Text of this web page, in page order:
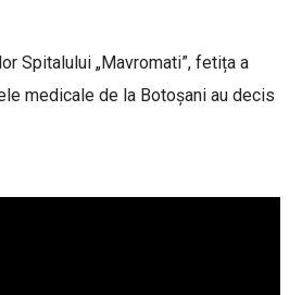
Spitalului „Mavromati”, fetița a
medicale de la Botoșani au decis